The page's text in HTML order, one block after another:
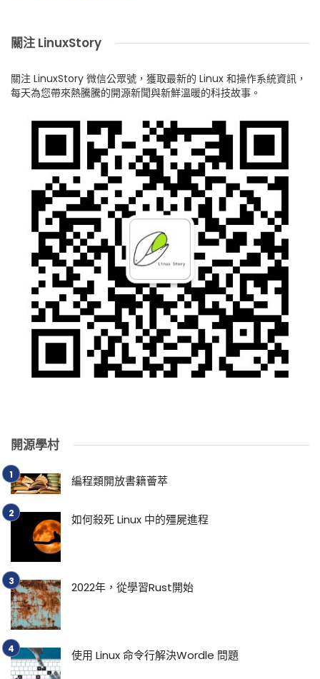
關注 LinuxStory
關注 LinuxStory 微信公眾號，獲取最新的 Linux 和操作系統資訊，
每天為您帶來熱騰騰的開源新聞與新鮮溫暖的科技故事。
開源學村
編程類開放書籍薈萃
如何殺死 Linux 中的殭屍進程
2022年，從學習Rust開始
使用 Linux 命令行解決Wordle 問題